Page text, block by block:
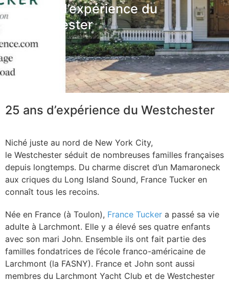
25 ans d’expérience du
Westchester
25 ans d’expérience du Westchester
Niché juste au nord de New York City,
le Westchester séduit de nombreuses familles françaises
depuis longtemps. Du charme discret d’un Mamaroneck
aux criques du Long Island Sound, France Tucker en
connaît tous les recoins.
Née en France (à Toulon), France Tucker a passé sa vie
adulte à Larchmont. Elle y a élevé ses quatre enfants
avec son mari John. Ensemble ils ont fait partie des
familles fondatrices de l’école franco-américaine de
Larchmont (la FASNY). France et John sont aussi
membres du Larchmont Yacht Club et de Westchester